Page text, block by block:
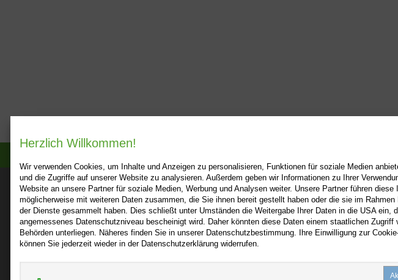
Über bibli-buch.de+
AGB
Impressum
Hilfe+
Kontakt
Newsletter
Herzlich Willkommen!
Wir verwenden Cookies, um Inhalte und Anzeigen zu personalisieren, Funktionen für soziale Medien
und die Zugriffe auf unserer Website zu analysieren. Außerdem geben wir Informationen zu Ihrer
Website an unsere Partner für soziale Medien, Werbung und Analysen weiter. Unsere Partner führen diese
möglicherweise mit weiteren Daten zusammen, die Sie ihnen bereit gestellt haben oder die sie im Rahmen
der Dienste gesammelt haben. Dies schließt unter Umständen die Weitergabe Ihrer Daten in die USA ein,
angemessenes Datenschutzniveau bescheinigt wird. Daher könnten diese Daten einem staatlichen Zugriff
Behörden unterliegen. Näheres finden Sie in unserer Datenschutzbestimmung. Ihre Einwilligung zur
können Sie jederzeit wieder in der Datenschutzerklärung widerrufen.